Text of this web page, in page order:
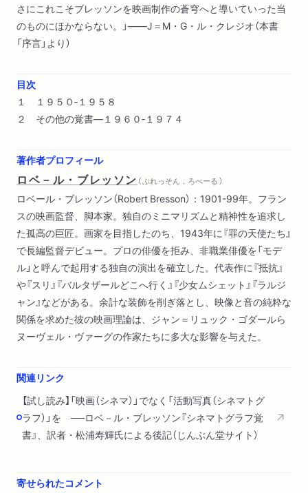
さにこれこそブレッソンを映画制作の蒼穹へと導いていった当
のものにほかならない。」――J＝M・G・ル・クレジオ（本書
「序言」より）
目次
１ １９５０‐１９５８
２ その他の覚書―１９６０‐１９７４
著作者プロフィール
ロベ－ル・ブレッソン （ ぶれっそん，ろべーる ）
ロベール・ブレッソン（Robert Bresson）：1901-99年。フラン
スの映画監督、脚本家。独自のミニマリズムと精神性を追求し
た孤高の巨匠。画家を目指したのち、1943年に『罪の天使たち』
で長編監督デビュー。プロの俳優を拒み、非職業俳優を「モデ
ル」と呼んで起用する独自の演出を確立した。代表作に『抵抗』
や『スリ』『バルタザールどこへ行く』『少女ムシェット』『ラルジ
ャン』などがある。余計な装飾を削ぎ落とし、映像と音の純粋な
関係を求めた彼の映画理論は、ジャン＝リュック・ゴダールら
ヌーヴェル・ヴァーグの作家たちに多大な影響を与えた。
関連リンク
【試し読み】「映画（シネマ）」でなく「活動写真（シネマトグ
ラフ）」を ──ロベ－ル・ブレッソン『シネマトグラフ覚
書』、訳者・松浦寿輝氏による後記（じんぶん堂サイト）
寄せられたコメント